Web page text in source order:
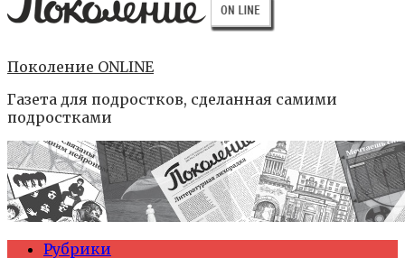
Поколение ONLINE
Газета для подростков, сделанная самими
подростками
Рубрики